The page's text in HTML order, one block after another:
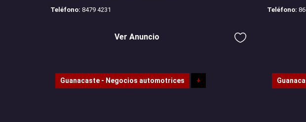
Teléfono: 8479 4231
Ver Anuncio
Teléfono:
Guanacaste - Negocios automotrices +